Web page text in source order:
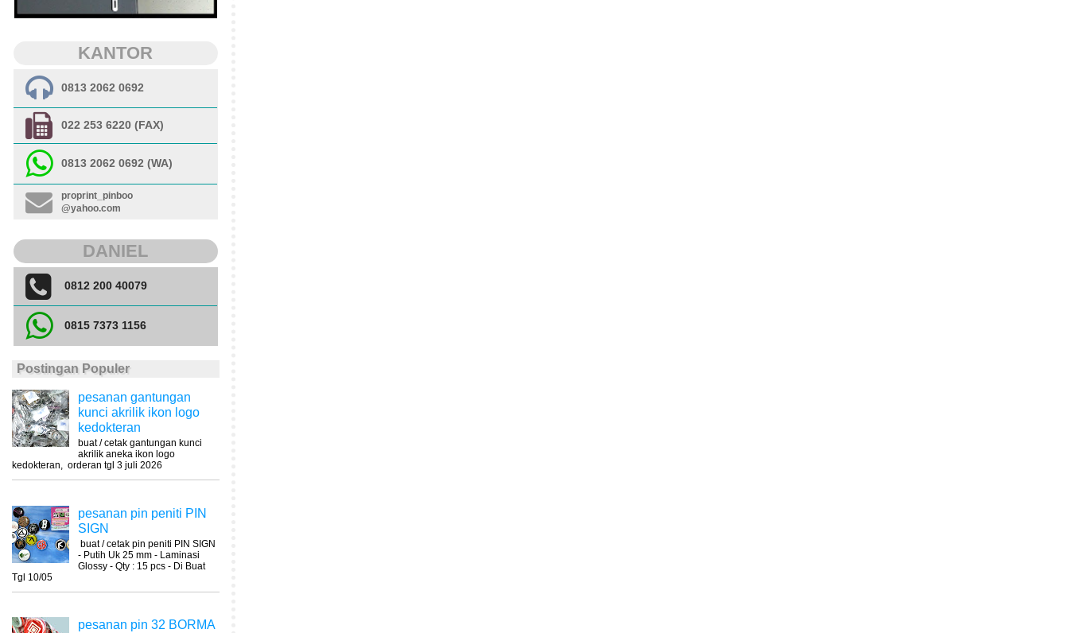
KANTOR
0813 2062 0692
022 253 6220 (FAX)
0813 2062 0692 (WA)
proprint_pinboo
@yahoo.com
DANIEL
0812 200 40079
0815 7373 1156
Postingan Populer
pesanan gantungan
kunci akrilik ikon logo
kedokteran
buat / cetak gantungan kunci
akrilik aneka ikon logo
kedokteran, orderan tgl 3 juli 2026
pesanan pin peniti PIN
SIGN
buat / cetak pin peniti PIN SIGN
- Putih Uk 25 mm - Laminasi
Glossy - Qty : 15 pcs - Di Buat
Tgl 10/05
pesanan pin 32 BORMA